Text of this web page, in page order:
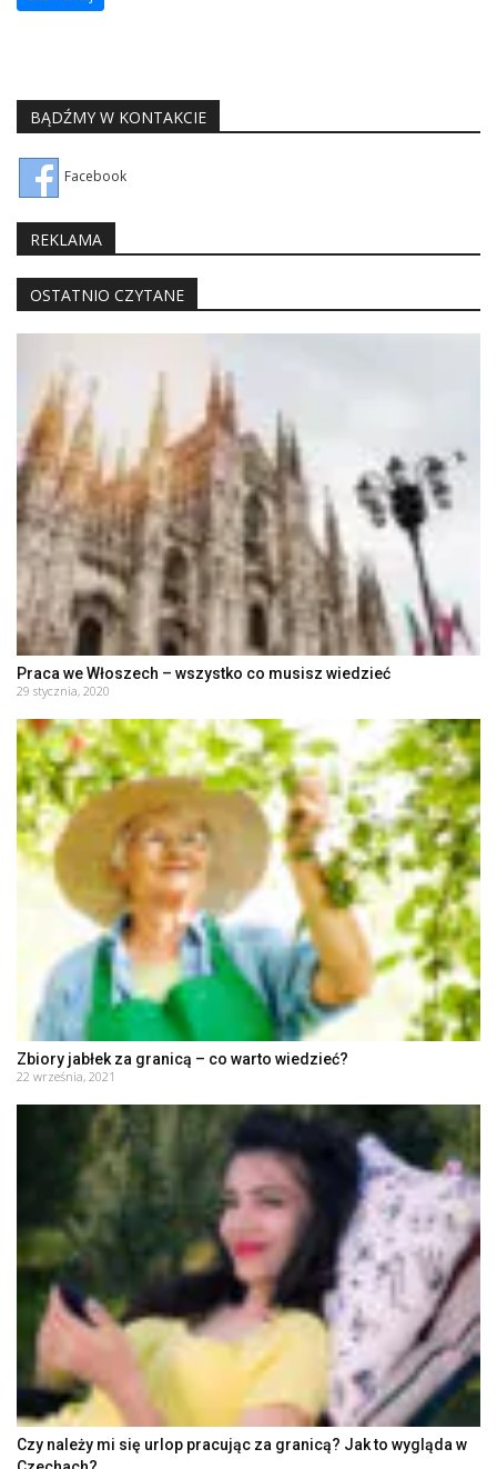
BĄDŹMY W KONTAKCIE
Facebook
REKLAMA
OSTATNIO CZYTANE
Praca we Włoszech – wszystko co musisz wiedzieć
29 stycznia, 2020
Zbiory jabłek za granicą – co warto wiedzieć?
22 września, 2021
Czy należy mi się urlop pracując za granicą? Jak to wygląda w